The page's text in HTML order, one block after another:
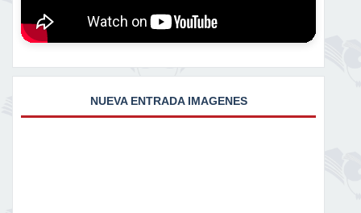
NUEVA ENTRADA IMAGENES